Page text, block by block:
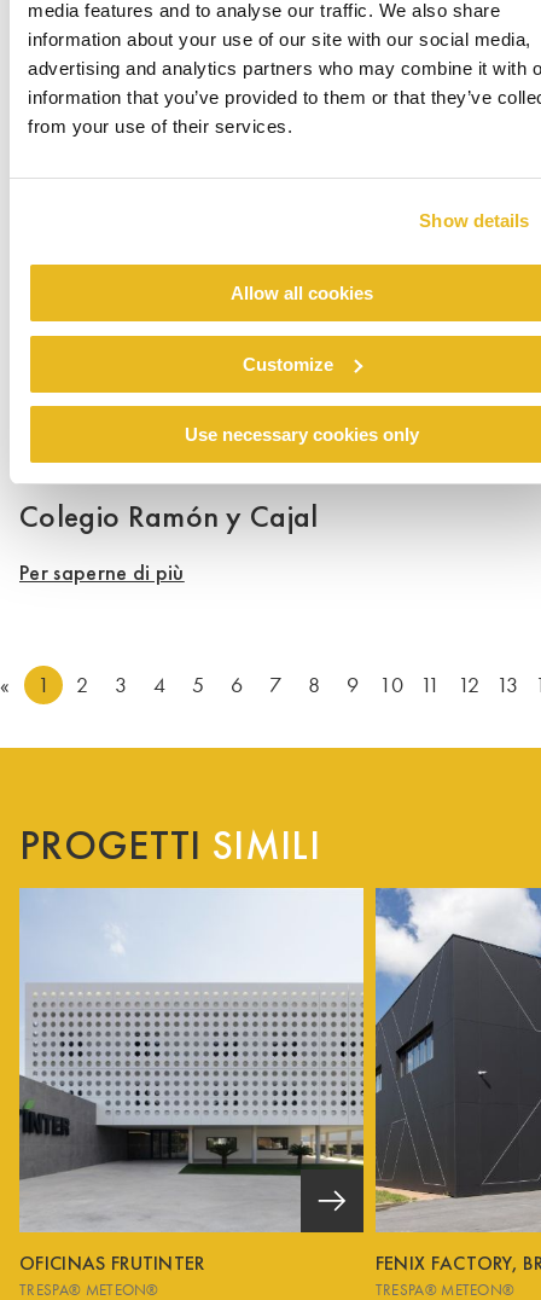
media features and to analyse our traffic. We also share
information about your use of our site with our social media,
advertising and analytics partners who may combine it with
information that you’ve provided to them or that they’ve
from your use of their services.
Show details
Allow all cookies
Customize
Use necessary cookies only
Renovation emergency shelter Stein
Colegio Ramón y Cajal
Per saperne di più
« 1 2 3 4 5 6 7 8 9 10 11 12 13
PROGETTI SIMILI
OFICINAS FRUTINTER
TRESPA® METEON®
FENIX FACTORY,
TRESPA® METEON®